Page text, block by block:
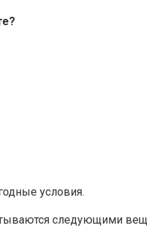
условия.
следующими